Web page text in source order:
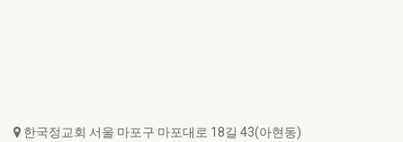
한국정교회 서울 마포구 마포대로 18길 43(아현동)